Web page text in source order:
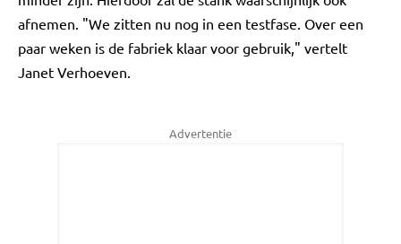
afnemen. "We zitten nu nog in een testfase. Over een
paar weken is de fabriek klaar voor gebruik," vertelt
Janet Verhoeven.
Advertentie